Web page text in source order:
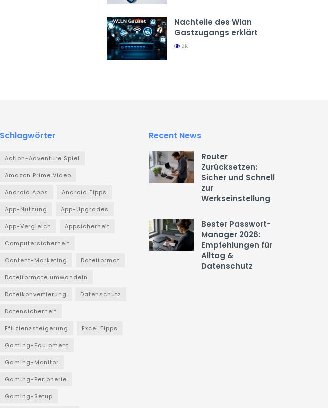
Nachteile des Wlan
Gastzugangs erklärt
2K
Schlagwörter
Action-Adventure Spiel
Amazon Prime Video
Android Apps Android Tipps
App-Nutzung App-Upgrades
App-Vergleich Appsicherheit
Computersicherheit
Content-Marketing Dateiformat
Dateiformate umwandeln
Dateikonvertierung Datenschutz
Datensicherheit
Effizienzsteigerung Excel Tipps
Gaming-Equipment
Gaming-Monitor
Gaming-Peripherie
Gaming-Setup
Recent News
Router
Zurücksetzen:
Sicher und Schnell
zur
Werkseinstellung
Bester Passwort-
Manager 2026:
Empfehlungen für
Alltag &
Datenschutz